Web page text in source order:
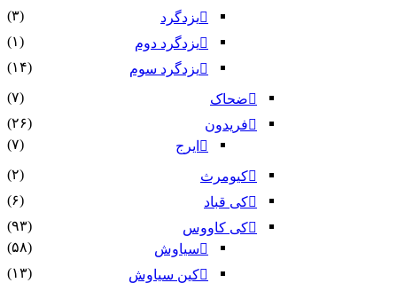
یزدگرد
(۳)
یزدگرد دوم
(۱)
یزدگرد سوم
(۱۴)
ضحاک
(۷)
فریدون
(۲۶)
ایرج
(۷)
کیومرث
(۲)
کی قباد
(۶)
کی کاووس
(۹۳)
سیاوش
(۵۸)
کین سیاوش
(۱۳)